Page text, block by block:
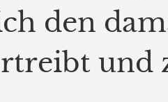
den
und